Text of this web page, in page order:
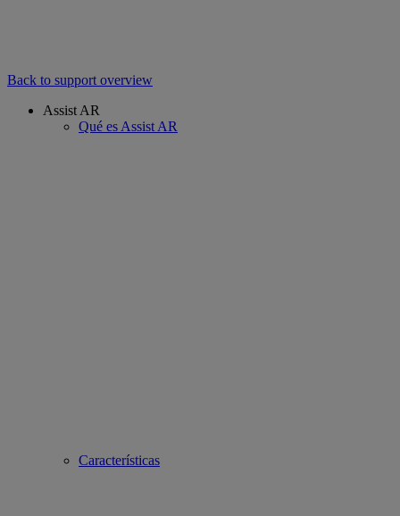
Back to support overview
Assist AR
Qué es Assist AR
Características